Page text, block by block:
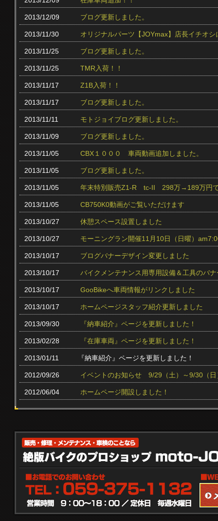
2013/12/09 ブログ更新しました。
2013/11/30 オリジナルパーツ【JOYmax】店長イチオ
2013/11/25 ブログ更新しました。
2013/11/25 TMR入荷！！
2013/11/17 Z1B入荷！！
2013/11/17 ブログ更新しました。
2013/11/11 モトジョイブログ更新しました。
2013/11/09 ブログ更新しました。
2013/11/05 CBX１０００ 車両動画追加しました。
2013/11/05 ブログ更新しました。
2013/11/05 年末特別販売Z1-R tc‐II 298万→189万円
2013/11/05 CB750K0動画がご覧いただけます
2013/10/27 休憩スペース設置しました
2013/10/27 モーニングラン開催11月10日（日曜）
2013/10/17 ブログバナーデザイン変更しました
2013/10/17 バイクメンテナンス用専用設備＆工具のバ
2013/10/17 GooBikeへ車両情報がリンクしました
2013/10/17 ホームページスタッフ紹介更新しました
2013/09/30 『納車紹介』ページを更新しました！
2013/02/28 『在庫車両』ページを更新しました！
2013/01/11 『納車紹介』ページを更新しました！
2012/09/26 イベントのお知らせ 9/29（土）～9/30（日
2012/06/04 ホームページ開設しました！